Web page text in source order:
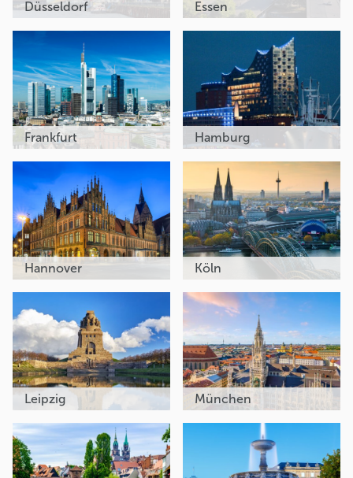
Düsseldorf Essen
Frankfurt Hamburg
Hannover Köln
Leipzig München